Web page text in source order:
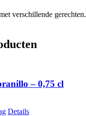
verschillende gerechten.
– 0,75 cl
Details